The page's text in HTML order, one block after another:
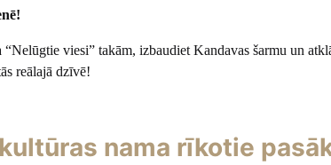
“Nelūgtie viesi” takām, izbaudiet Kandavas šarmu un
reālajā dzīvē!
nama rīkotie